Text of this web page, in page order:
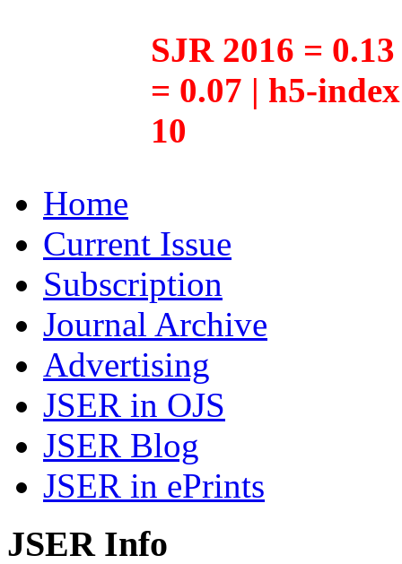
SJR 2016 =
= 0.07 | h5-
10
Home
Current Issue
Subscription
Journal Archive
Advertising
JSER in OJS
JSER Blog
JSER in ePrints
JSER Info